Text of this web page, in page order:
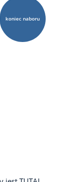
koniec naboru